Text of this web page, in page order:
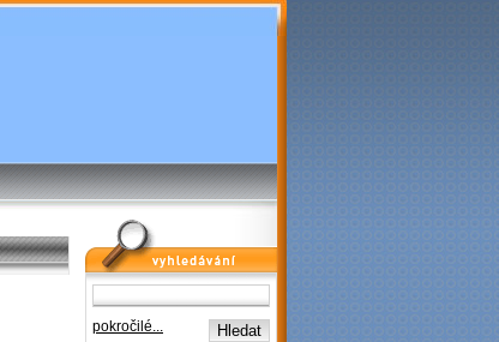
vyhledávání
pokročilé...